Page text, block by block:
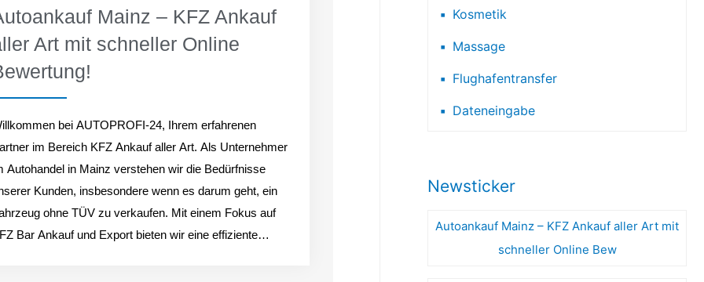
Mainz – KFZ Ankauf
Art mit schneller Online
bei AUTOPROFI-24, Ihrem erfahrenen
im Bereich KFZ Ankauf aller Art. Als Unternehmer
Autohandel in Mainz verstehen wir die Bedürfnisse
Kunden, insbesondere wenn es darum geht, ein
ohne TÜV zu verkaufen. Mit einem Fokus auf
Bar Ankauf und Export bieten wir eine effiziente
Kosmetik
Massage
Flughafentransfer
Dateneingabe
Newsticker
Autoankauf Mainz – KFZ Ankauf aller Art mit
schneller Online Bew